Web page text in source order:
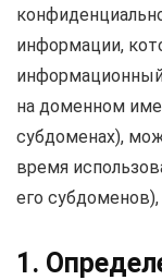
информации,
на доменном
субдоменах),
время
его
1.